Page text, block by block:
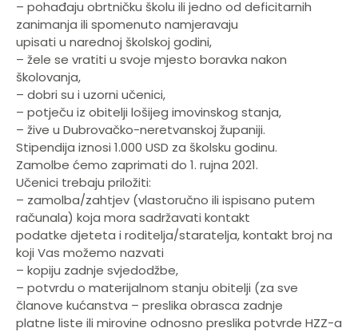
– pohađaju obrtničku školu ili jedno od deficitarnih
zanimanja ili spomenuto namjeravaju
upisati u narednoj školskoj godini,
– žele se vratiti u svoje mjesto boravka nakon
školovanja,
– dobri su i uzorni učenici,
– potječu iz obitelji lošijeg imovinskog stanja,
– žive u Dubrovačko-neretvanskoj županiji.
Stipendija iznosi 1.000 USD za školsku godinu.
Zamolbe ćemo zaprimati do 1. rujna 2021.
Učenici trebaju priložiti:
– zamolba/zahtjev (vlastoručno ili ispisano putem
računala) koja mora sadržavati kontakt
podatke djeteta i roditelja/staratelja, kontakt broj na
koji Vas možemo nazvati
– kopiju zadnje svjedodžbe,
– potvrdu o materijalnom stanju obitelji (za sve
članove kućanstva – preslika obrasca zadnje
platne liste ili mirovine odnosno preslika potvrde HZZ-a